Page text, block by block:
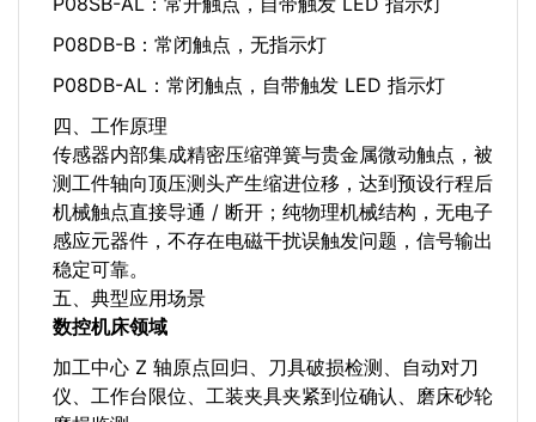
P08DB-B：常闭触点，无指示灯
P08DB-AL：常闭触点，自带触发 LED 指示灯
四、工作原理
传感器内部集成精密压缩弹簧与贵金属微动触点，被
测工件轴向顶压测头产生缩进位移，达到预设行程后
机械触点直接导通 / 断开；纯物理机械结构，无电子
感应元器件，不存在电磁干扰误触发问题，信号输出
稳定可靠。
五、典型应用场景
数控机床领域
加工中心 Z 轴原点回归、刀具破损检测、自动对刀
仪、工作台限位、工装夹具夹紧到位确认、磨床砂轮